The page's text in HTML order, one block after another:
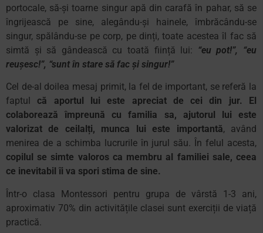
portocale, să-și toarne singur apă din carafă în pahar, să se
îngrijească pe sine, alegându-și hainele, îmbrăcându-se
singur, spălându-se pe corp, pe dinți, toate acestea îl fac să
simtă și să gândească cu toată ființă lui:
“eu pot!”, “eu
reușesc!”, “sunt în stare să fac și singur!”
Cel de-al doilea mesaj primit, la fel de important, se referă la
faptulcă aportul lui este apreciat de cei din jur. El
colaborează împreună cu familia sa, ajutorul lui este
valorizat de ceilalți, munca lui este importantă, având
menirea de a schimba lucrurile în jurul său. În felul acesta,
copilul se simte valoros ca membru al familiei sale, ceea
ce inevitabil îi va spori stima de sine.
Într-o clasa Montessori pentru grupa de vârstă 1-3 ani,
aproximativ 70% din activitățile clasei sunt exerciții de viață
practică.